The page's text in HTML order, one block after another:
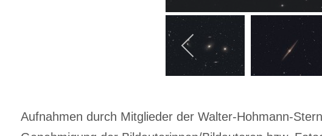
Aufnahmen durch Mitglieder der Walter-Hohmann-